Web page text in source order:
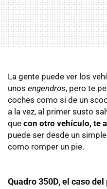
La gente puede ver los
unos engendros, pero te
coches como si de un
a la vez, al primer susto
que con otro vehículo, te
puede ser desde un
como romper un pie.
Quadro 350D, el caso